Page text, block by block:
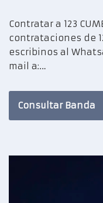
Contratar a 123
contrataciones de
escribinos al
mail a:…
Consultar Banda